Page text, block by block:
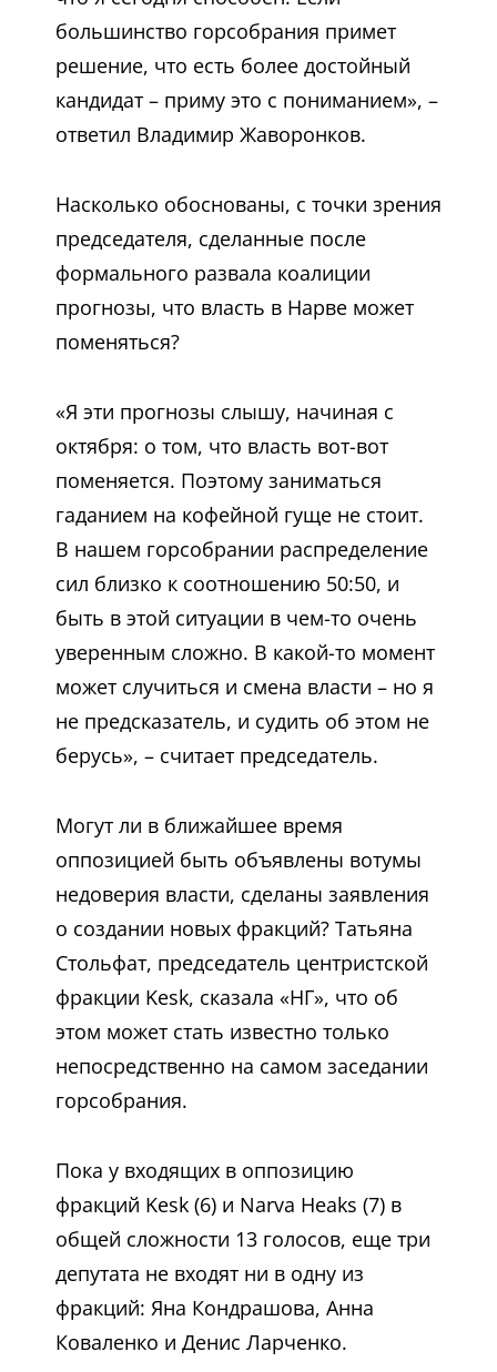
большинство горсобрания примет
решение, что есть более достойный
кандидат – приму это с пониманием», –
ответил Владимир Жаворонков.
Насколько обоснованы, с точки зрения
председателя, сделанные после
формального развала коалиции
прогнозы, что власть в Нарве может
поменяться?
«Я эти прогнозы слышу, начиная с
октября: о том, что власть вот-вот
поменяется. Поэтому заниматься
гаданием на кофейной гуще не стоит.
В нашем горсобрании распределение
сил близко к соотношению 50:50, и
быть в этой ситуации в чем-то очень
уверенным сложно. В какой-то момент
может случиться и смена власти – но я
не предсказатель, и судить об этом не
берусь», – считает председатель.
Могут ли в ближайшее время
оппозицией быть объявлены вотумы
недоверия власти, сделаны заявления
о создании новых фракций? Татьяна
Стольфат, председатель центристской
фракции Kesk, сказала «НГ», что об
этом может стать известно только
непосредственно на самом заседании
горсобрания.
Пока у входящих в оппозицию
фракций Kesk (6) и Narva Heaks (7) в
общей сложности 13 голосов, еще три
депутата не входят ни в одну из
фракций: Яна Кондрашова, Анна
Коваленко и Денис Ларченко.